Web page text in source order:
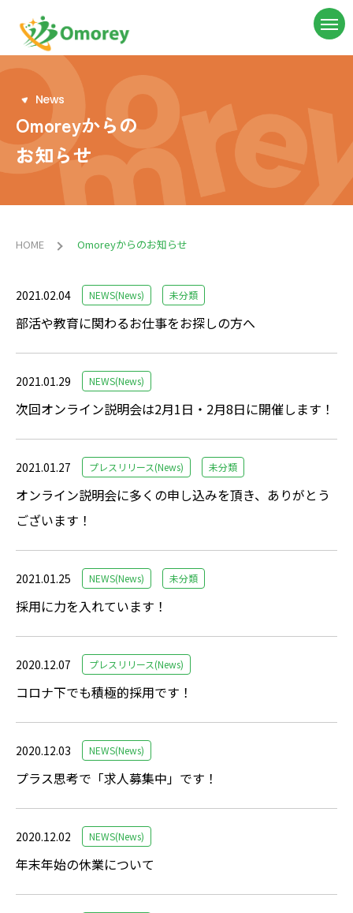
News
Omoreyからの
お知らせ
HOME Omoreyからのお知らせ
2021.02.04 NEWS(News) 未分類
部活や教育に関わるお仕事をお探しの方へ
2021.01.29 NEWS(News)
次回オンライン説明会は2月1日・2月8日に開催します！
2021.01.27 プレスリリース(News) 未分類
オンライン説明会に多くの申し込みを頂き、ありがとう
ございます！
2021.01.25 NEWS(News) 未分類
採用に力を入れています！
2020.12.07 プレスリリース(News)
コロナ下でも積極的採用です！
2020.12.03 NEWS(News)
プラス思考で「求人募集中」です！
2020.12.02 NEWS(News)
年末年始の休業について